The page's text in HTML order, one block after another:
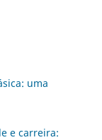
uma
e carreira: